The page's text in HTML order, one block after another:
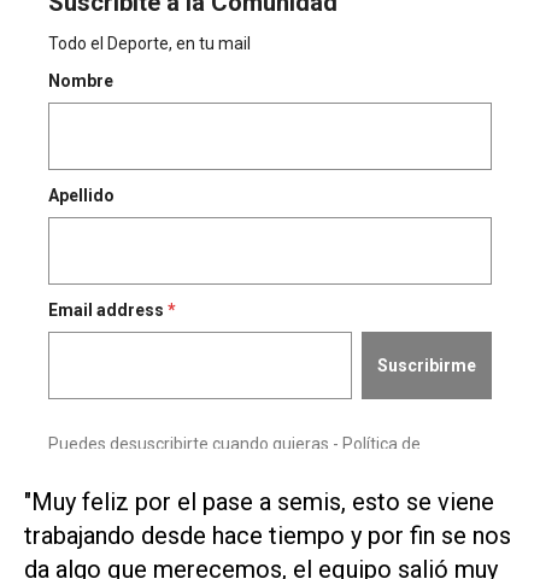
"Muy ⁠feliz por el pase a semis, ​esto se viene
trabajando desde hace ‌tiempo y por fin se ‌nos
da algo que merecemos, el equipo ⁠salió muy